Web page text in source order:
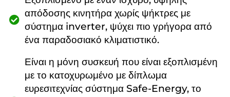
απόδοσης κινητήρα χωρίς ψήκτρες με
σύστημα inverter, ψύχει πιο γρήγορα από
ένα παραδοσιακό κλιματιστικό.
Είναι η μόνη συσκευή που είναι εξοπλισμένη
με το κατοχυρωμένο με δίπλωμα
ευρεσιτεχνίας σύστημα Safe-Energy, το